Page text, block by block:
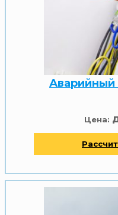
Аварийный
Цена: